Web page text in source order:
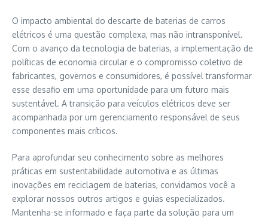
O impacto ambiental do descarte de baterias de carros
elétricos é uma questão complexa, mas não intransponível.
Com o avanço da tecnologia de baterias, a implementação de
políticas de economia circular e o compromisso coletivo de
fabricantes, governos e consumidores, é possível transformar
esse desafio em uma oportunidade para um futuro mais
sustentável. A transição para veículos elétricos deve ser
acompanhada por um gerenciamento responsável de seus
componentes mais críticos.
Para aprofundar seu conhecimento sobre as melhores
práticas em sustentabilidade automotiva e as últimas
inovações em reciclagem de baterias, convidamos você a
explorar nossos outros artigos e guias especializados.
Mantenha-se informado e faça parte da solução para um